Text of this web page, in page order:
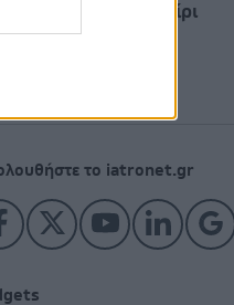
και καλοκαίρι
το iatronet.gr